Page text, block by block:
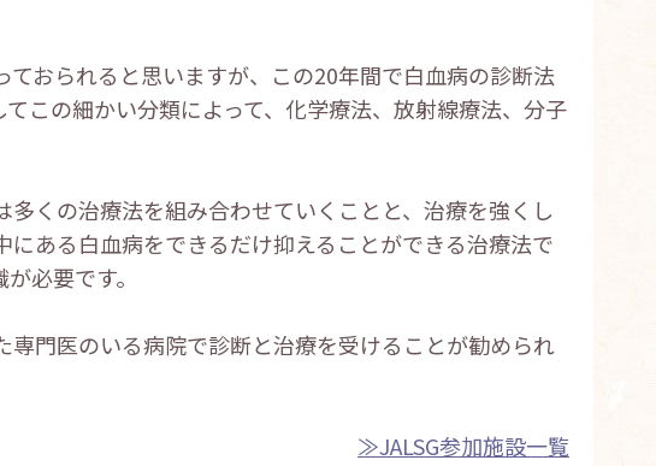
おられると思いますが、この20年間で白血病の診断法
この細かい分類によって、化学療法、放射線療法、分子
くの治療法を組み合わせていくことと、治療を強くし
ある白血病をできるだけ抑えることができる治療法で
必要です。
門医のいる病院で診断と治療を受けることが勧められ
≫JALSG参加施設一覧